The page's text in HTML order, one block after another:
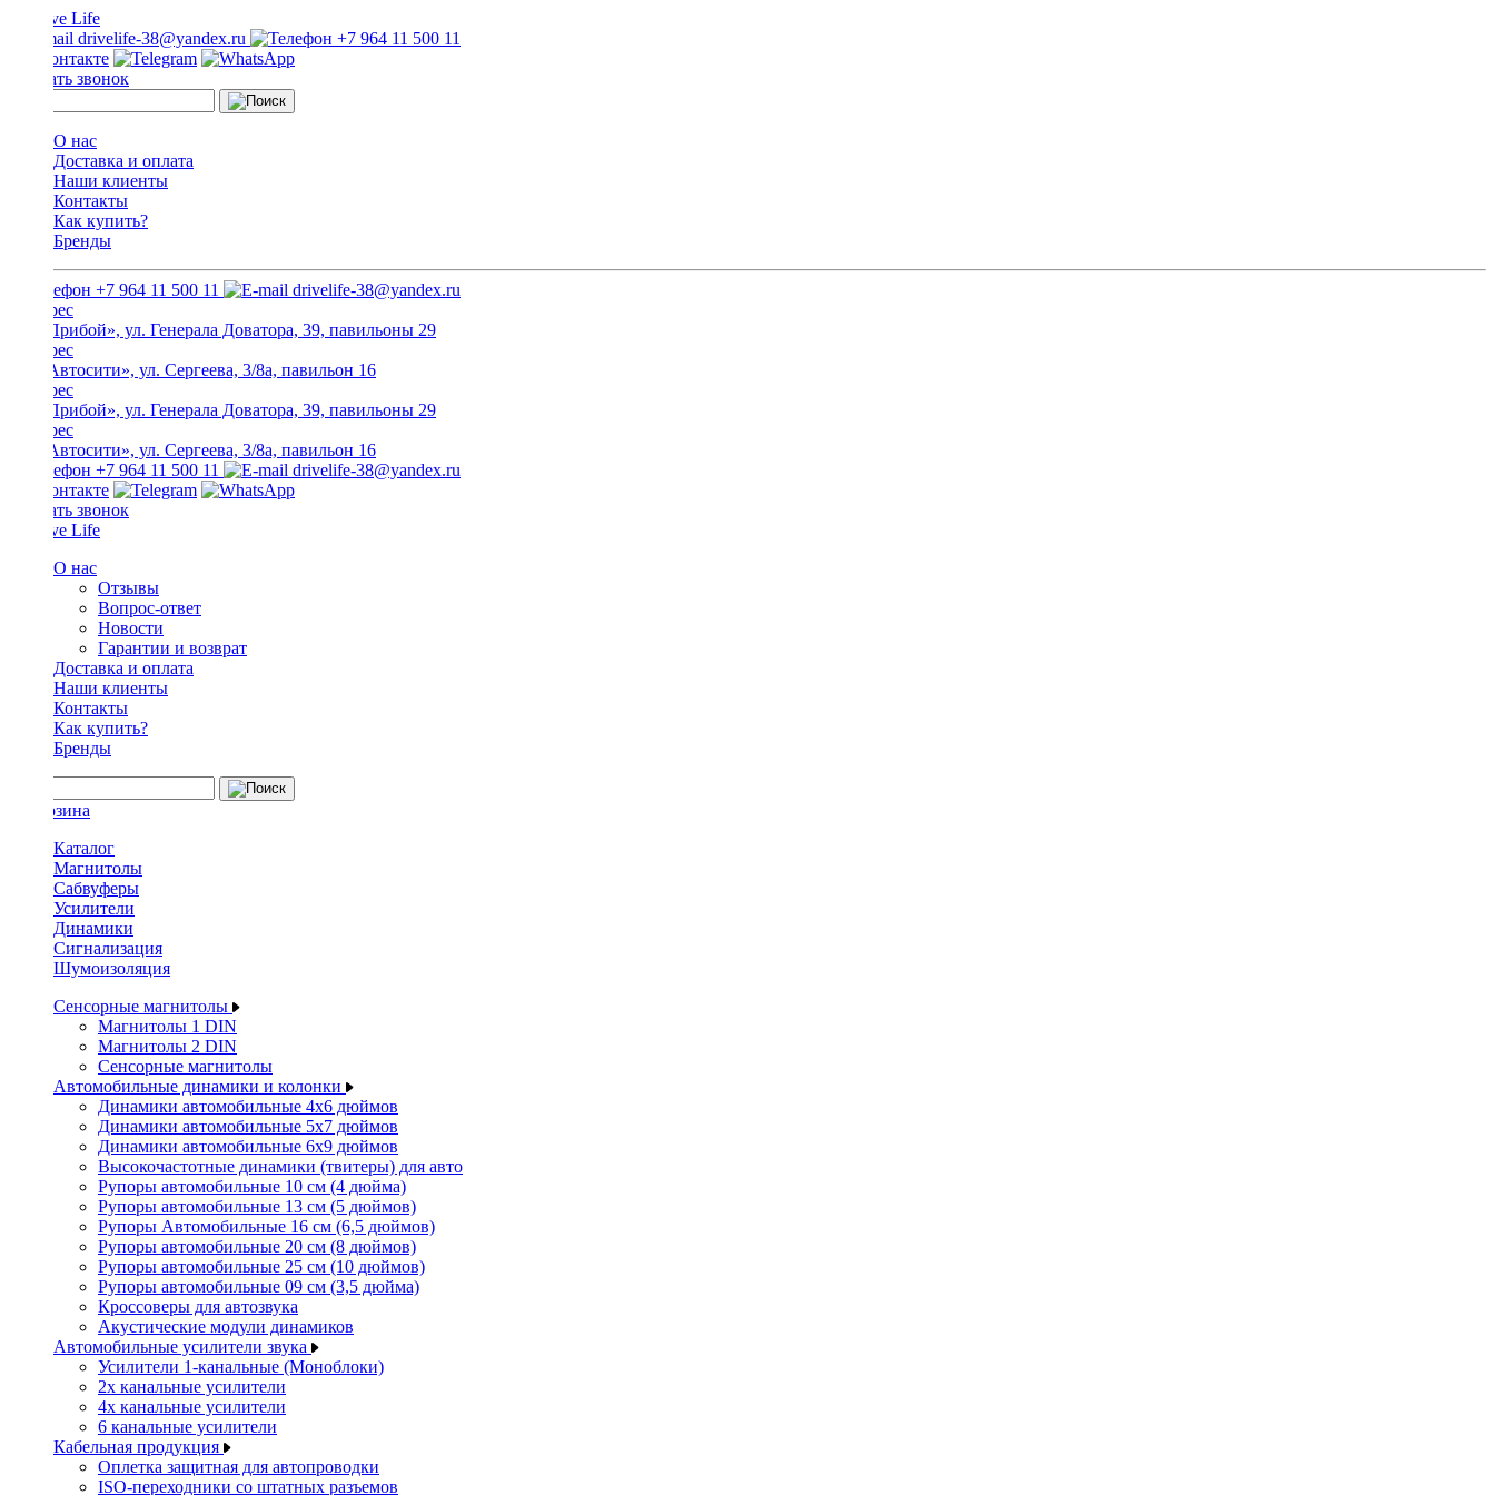
drivelife-38@yandex.ru +7 964 11 500 11
Заказать звонок
О нас
Доставка и оплата
Наши клиенты
Контакты
Как купить?
Бренды
+7 964 11 500 11 drivelife-38@yandex.ru
ТЦ «Прибой», ул. Генерала Доватора, 39, павильоны 29
ТЦ «Автосити», ул. Сергеева, 3/8а, павильон 16
ТЦ «Прибой», ул. Генерала Доватора, 39, павильоны 29
ТЦ «Автосити», ул. Сергеева, 3/8а, павильон 16
+7 964 11 500 11
drivelife-38@yandex.ru
Заказать звонок
О нас
Отзывы
Вопрос-ответ
Новости
Гарантии и возврат
Доставка и оплата
Наши клиенты
Контакты
Как купить?
Бренды
Каталог
Магнитолы
Сабвуферы
Усилители
Динамики
Сигнализация
Шумоизоляция
Сенсорные магнитолы
Магнитолы 1 DIN
Магнитолы 2 DIN
Сенсорные магнитолы
Автомобильные динамики и колонки
Динамики автомобильные 4x6 дюймов
Динамики автомобильные 5x7 дюймов
Динамики автомобильные 6x9 дюймов
Высокочастотные динамики (твитеры) для авто
Рупоры автомобильные 10 см (4 дюйма)
Рупоры автомобильные 13 см (5 дюймов)
Рупоры Автомобильные 16 см (6,5 дюймов)
Рупоры автомобильные 20 см (8 дюймов)
Рупоры автомобильные 25 см (10 дюймов)
Рупоры автомобильные 09 см (3,5 дюйма)
Кроссоверы для автозвука
Акустические модули динамиков
Автомобильные усилители звука
Усилители 1-канальные (Моноблоки)
2х канальные усилители
4х канальные усилители
6 канальные усилители
Кабельная продукция
Оплетка защитная для автопроводки
ISO-переходники со штатных разъемов